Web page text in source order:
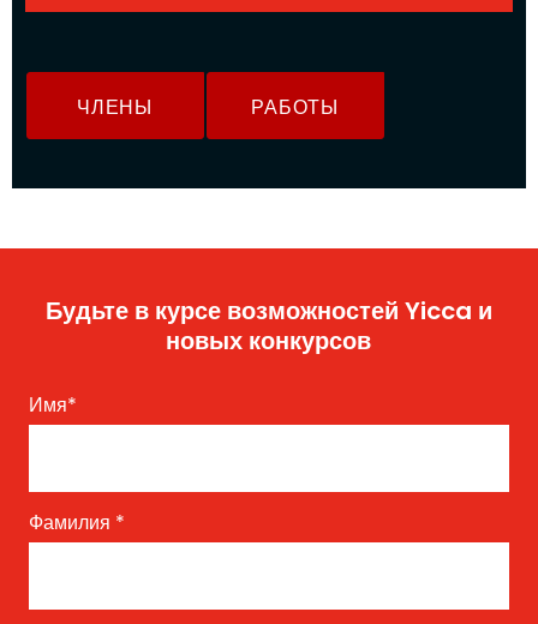
ЧЛЕНЫ РАБОТЫ
Будьте в курсе возможностей Yicca и
новых конкурсов
Имя*
Фамилия *